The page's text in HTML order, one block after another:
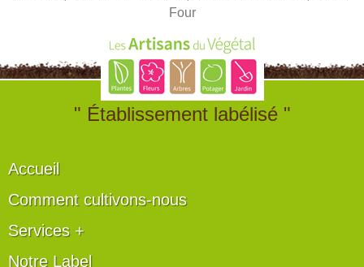
Four
" Établissement labélisé "
Accueil
Comment cultivons-nous
Services +
Notre Label